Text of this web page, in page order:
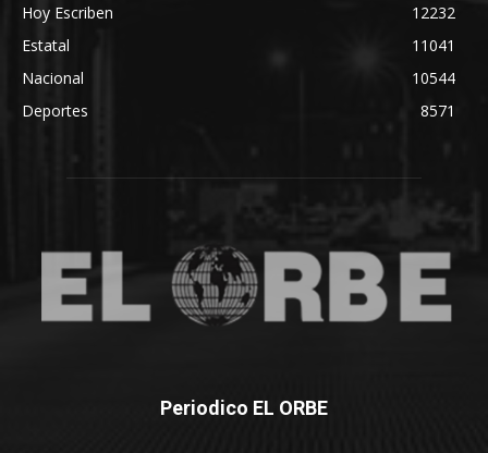
Hoy Escriben
12232
Estatal
11041
Nacional
10544
Deportes
8571
Periodico EL ORBE